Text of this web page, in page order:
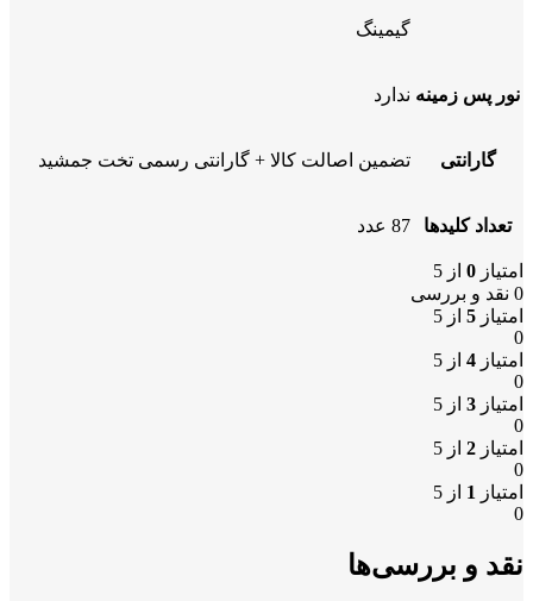
گیمینگ
نور پس زمینه ندارد
گارانتی تضمین اصالت کالا + گارانتی رسمی تخت جمشید
تعداد کلیدها 87 عدد
امتیاز 0 از 5
0 نقد و بررسی
امتیاز 5 از 5
0
امتیاز 4 از 5
0
امتیاز 3 از 5
0
امتیاز 2 از 5
0
امتیاز 1 از 5
0
نقد و بررسی‌ها